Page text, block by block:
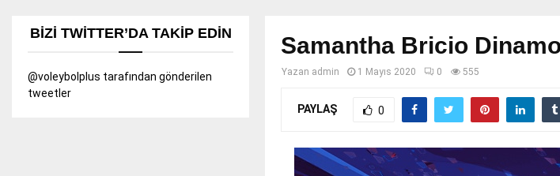
Samantha Bricio
Yazan admin 1 Mayıs 2020 0 555
PAYLAŞ 0
BIZI TWITTER’DA TAKIP EDIN
@voleybolplus tarafından gönderilen
tweetler